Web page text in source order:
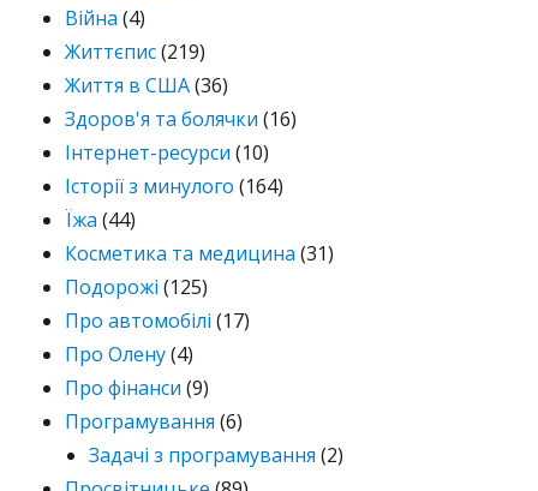
Війна (4)
Життєпис(219)
Життя в США(36)
Здоров'я та болячки (16)
Інтернет-ресурси (10)
Історії з минулого (164)
Їжа (44)
Косметика та медицина (31)
Подорожі (125)
Про автомобілі (17)
Про Олену(4)
Про фінанси (9)
Програмування (6)
Задачі з програмування (2)